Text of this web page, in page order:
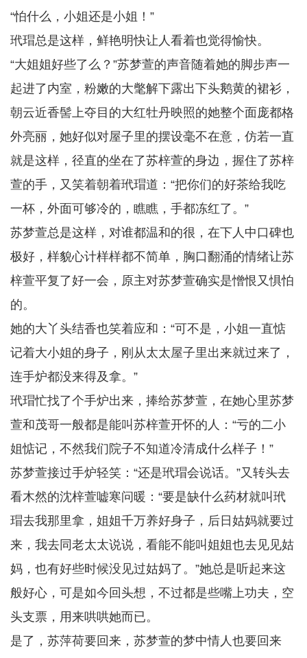
“怕什么，小姐还是小姐！”
玳瑁总是这样，鲜艳明快让人看着也觉得愉快。
“大姐姐好些了么？”苏梦萱的声音随着她的脚步声一
起进了内室，粉嫩的大氅解下露出下头鹅黄的裙衫，
朝云近香髻上夺目的大红牡丹映照的她整个面庞都格
外亮丽，她好似对屋子里的摆设毫不在意，仿若一直
就是这样，径直的坐在了苏梓萱的身边，握住了苏梓
萱的手，又笑着朝着玳瑁道：“把你们的好茶给我吃
一杯，外面可够冷的，瞧瞧，手都冻红了。”
苏梦萱总是这样，对谁都温和的很，在下人中口碑也
极好，样貌心计样样都不简单，胸口翻涌的情绪让苏
梓萱平复了好一会，原主对苏梦萱确实是憎恨又惧怕
的。
她的大丫头结香也笑着应和：“可不是，小姐一直惦
记着大小姐的身子，刚从太太屋子里出来就过来了，
连手炉都没来得及拿。”
玳瑁忙找了个手炉出来，捧给苏梦萱，在她心里苏梦
萱和茂哥一般都是能叫苏梓萱开怀的人：“亏的二小
姐惦记，不然我们院子不知道冷清成什么样子！”
苏梦萱接过手炉轻笑：“还是玳瑁会说话。”又转头去
看木然的沈梓萱嘘寒问暖：“要是缺什么药材就叫玳
瑁去我那里拿，姐姐千万养好身子，后日姑妈就要过
来，我去同老太太说说，看能不能叫姐姐也去见见姑
妈，也有好些时候没见过姑妈了。”她总是听起来这
般好心，可是如今回头想，不过都是些嘴上功夫，空
头支票，用来哄哄她而已。
是了，苏萍荷要回来，苏梦萱的梦中情人也要回来